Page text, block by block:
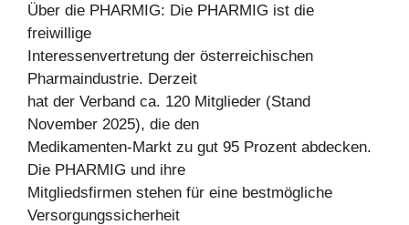
Über die PHARMIG: Die PHARMIG ist die
freiwillige
Interessenvertretung der österreichischen
Pharmaindustrie. Derzeit
hat der Verband ca. 120 Mitglieder (Stand
November 2025), die den
Medikamenten-Markt zu gut 95 Prozent abdecken.
Die PHARMIG und ihre
Mitgliedsfirmen stehen für eine bestmögliche
Versorgungssicherheit